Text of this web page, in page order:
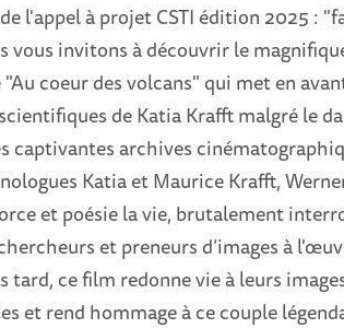
l'appel à projet CSTI édition 2025 :
vous invitons à découvrir le
coeur des volcans" qui met en
de Katia Krafft malgré le
captivantes archives
Katia et Maurice Krafft,
et poésie la vie, brutalement
et preneurs d’images à
tard, ce film redonne vie à leurs
et rend hommage à ce couple